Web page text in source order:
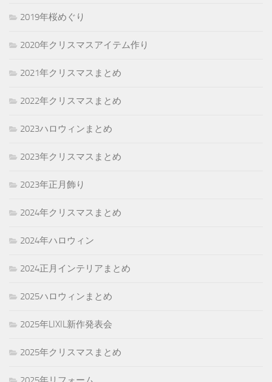
2019年桜めぐり
2020年クリスマスアイテム作り
2021年クリスマスまとめ
2022年クリスマスまとめ
2023ハロウィンまとめ
2023年クリスマスまとめ
2023年正月飾り
2024年クリスマスまとめ
2024年ハロウィン
2024正月インテリアまとめ
2025ハロウィンまとめ
2025年LIXIL新作発表会
2025年クリスマスまとめ